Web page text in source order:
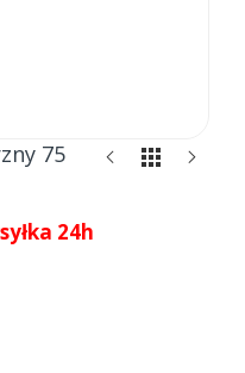
75
24h